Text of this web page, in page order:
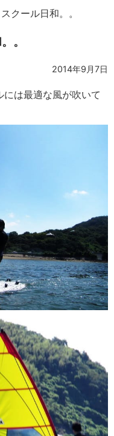
スクール日和。。
。
2014年9月7日
は最適な風が吹いて